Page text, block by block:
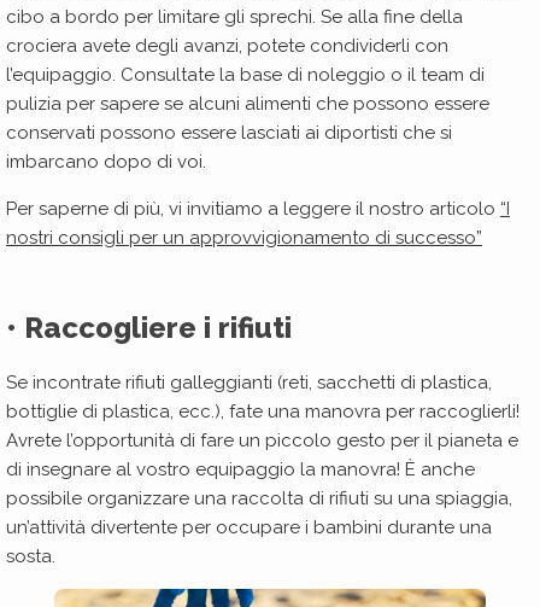
cibo a bordo per limitare gli sprechi. Se alla fine della
crociera avete degli avanzi, potete condividerli con
l’equipaggio. Consultate la base di noleggio o il team di
pulizia per sapere se alcuni alimenti che possono essere
conservati possono essere lasciati ai diportisti che si
imbarcano dopo di voi.
Per saperne di più, vi invitiamo a leggere il nostro articolo “I
nostri consigli per un approvvigionamento di successo”
• Raccogliere i rifiuti
Se incontrate rifiuti galleggianti (reti, sacchetti di plastica,
bottiglie di plastica, ecc.), fate una manovra per raccoglierli!
Avrete l’opportunità di fare un piccolo gesto per il pianeta e
di insegnare al vostro equipaggio la manovra! È anche
possibile organizzare una raccolta di rifiuti su una spiaggia,
un’attività divertente per occupare i bambini durante una
sosta.